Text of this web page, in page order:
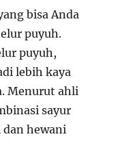
bisa Anda
puyuh.
puyuh,
lebih kaya
Menurut ahli
sayur
hewani